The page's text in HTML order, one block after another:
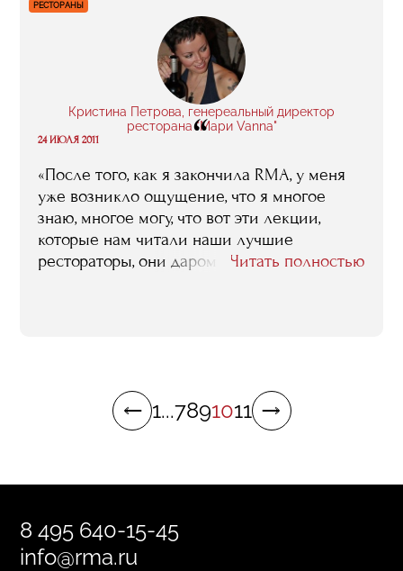
РЕСТОРАНЫ
Кристина Петрова, генереальный директор
ресторана "Мари Vanna"
“
24 ИЮЛЯ 2011
«После того, как я закончила RMA, у меня
уже возникло ощущение, что я многое
знаю, многое могу, что вот эти лекции,
которые нам читали наши лучшие
рестораторы, они даром пройти не могли. И
Читать полностью
1...7891011
8 495 640-15-45
info@rma.ru